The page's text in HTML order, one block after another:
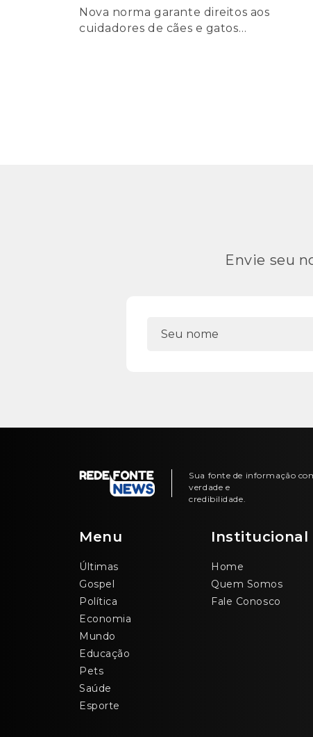
Nova norma garante direitos aos
cuidadores de cães e gatos
Envie seu
Sua fonte de informação
verdade e
credibilidade.
Menu
Últimas
Gospel
Política
Economia
Mundo
Educação
Pets
Saúde
Esporte
Institucional
Home
Quem Somos
Fale Conosco